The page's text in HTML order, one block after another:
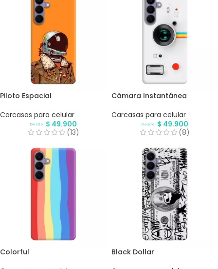
Piloto Espacial
Carcasas para celular
Desde $ 49.900
(13)
Cámara Instantánea
Carcasas para celular
Desde $ 49.900
(8)
Colorful
Black Dollar